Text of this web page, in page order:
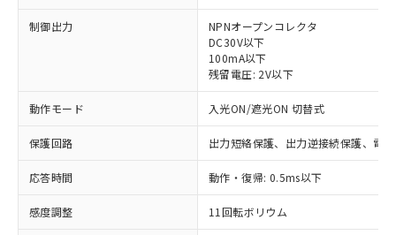
制御出力
NPNオープンコレクタ
DC30V以下
100mA以下
残留電圧: 2V以下
動作モード 入光ON/遮光ON 切替式
保護回路 出力短絡保護、出力逆接続保護、電
応答時間 動作・復帰: 0.5ms以下
感度調整 11回転ボリウム